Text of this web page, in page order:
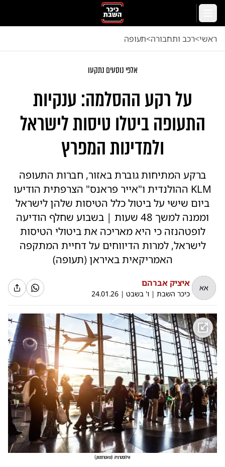
דלג לתוכן הראשי
ראשי<רכב ותחבורה<תעופה
אלפי נוסעים נתקעו
על רקע ההסלמה: ענקיות
התעופה ביטלו טיסות לישראל
ולמדינות המפרץ
ברקע המתיחות גוברת באזור, חברות התעופה
KLM ההולנדית ו"אייר פראנס" הצרפתית הודיעו
ביום שישי על ביטול כלל הטיסות שלהן לישראל
וממנה למשך 48 שעות | בשבוע שחלף הודיעה
לופטהנזה כי היא מאריכה את ביטולי הטיסות
לישראל, למרות הדיווחים על דחיית המתקפה
האמריקאית באיראן (תעופה)
אא איציק אברהם
כיכר השבת | ו' בשבט |
24.01.26
אילוסטרציה (שאטרסטוק)